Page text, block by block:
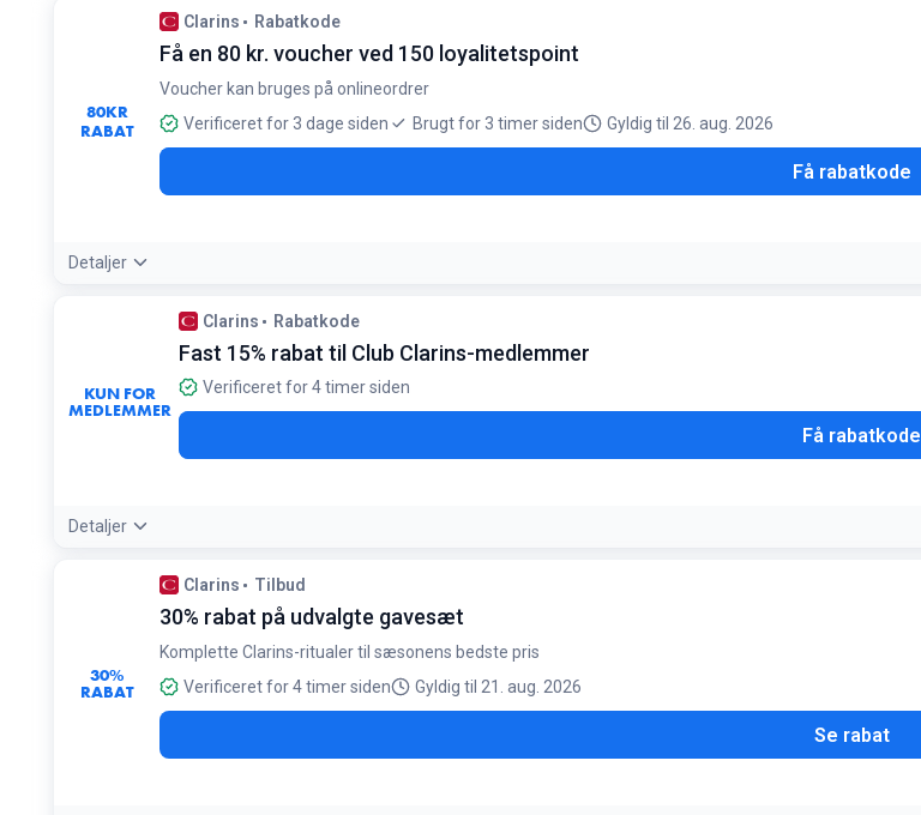
Betingelser:
Gælder kun for Club Clarins-medlemmer og ét køb i fødselsdagsmåned
80KR
RABAT
Clarins Rabatkode
Få en 80 kr. voucher ved 150 loyalitetspoint
Voucher kan bruges på onlineordrer
Verificeret for 3 dage siden
Brugt for 3 timer siden Gyldig til 26. aug. 2026
Få rabatkode
Detaljer
Kræver 150 loyalitetspoint
KUN FOR
MEDLEMMER
Clarins Rabatkode
Fast 15% rabat til Club Clarins-medlemmer
Verificeret for 4 timer siden
Få rabatkode
Detaljer
Tilbudsdetaljer:Denne rabat er evergreen og gælder på alle dine køb hele året rundt, så længe du er logget ind
Betingelser:
Kræver oprettelse af gratis konto og login før køb
30%
RABAT
Clarins Tilbud
30% rabat på udvalgte gavesæt
Komplette Clarins-ritualer til sæsonens bedste pris
Verificeret for 4 timer siden
Gyldig til 21. aug. 2026
Se rabat